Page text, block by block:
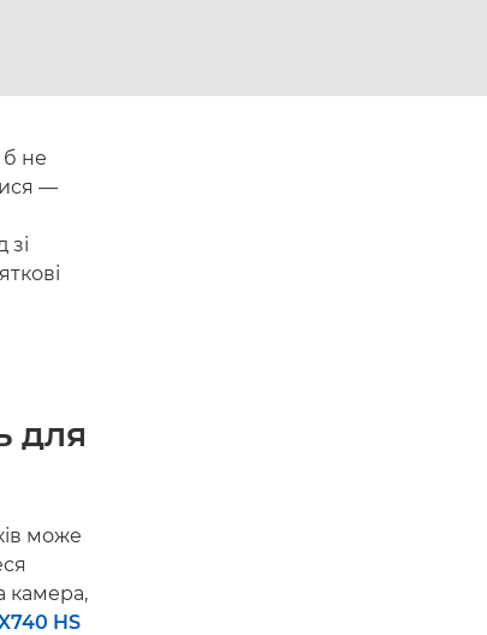
б не
—
зі
для
може
камера,
HS